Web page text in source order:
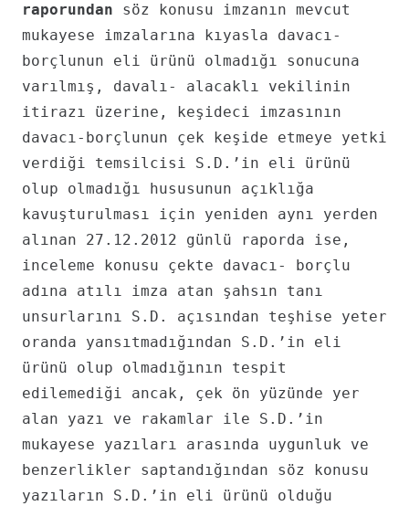
raporundan söz konusu imzanın mevcut
mukayese imzalarına kıyasla davacı-
borçlunun eli ürünü olmadığı sonucuna
varılmış, davalı- alacaklı vekilinin
itirazı üzerine, keşideci imzasının
davacı-borçlunun çek keşide etmeye yetki
verdiği temsilcisi S.D.’in eli ürünü
olup olmadığı hususunun açıklığa
kavuşturulması için yeniden aynı yerden
alınan 27.12.2012 günlü raporda ise,
inceleme konusu çekte davacı- borçlu
adına atılı imza atan şahsın tanı
unsurlarını S.D. açısından teşhise yeter
oranda yansıtmadığından S.D.’in eli
ürünü olup olmadığının tespit
edilemediği ancak, çek ön yüzünde yer
alan yazı ve rakamlar ile S.D.’in
mukayese yazıları arasında uygunluk ve
benzerlikler saptandığından söz konusu
yazıların S.D.’in eli ürünü olduğu